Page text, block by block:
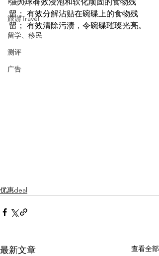
旅游Travel
留学、移民
测评
广告
留； 有效分解沾贴在碗碟上的食物残
留； 有效清除污渍，令碗碟璀璨光亮。
优惠deal
最新文章 查看全部